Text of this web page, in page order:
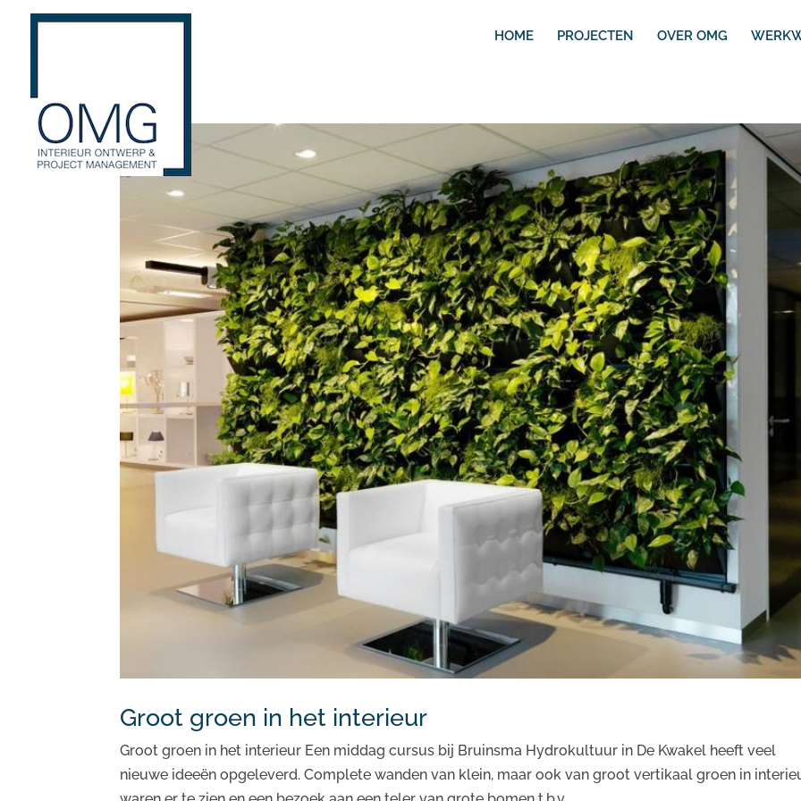
HOME PROJECTEN OVER OMG
Groot groen in het interieur
Groot groen in het interieur Een middag cursus bij Bruinsma Hydrokultuur in De Kwakel heeft veel
nieuwe ideeën opgeleverd. Complete wanden van klein, maar ook van groot vertikaal groen in